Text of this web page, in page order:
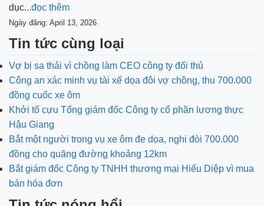
dục...đọc thêm
Ngày đăng: April 13, 2026
Tin tức cùng loại
Vợ bị sa thải vì chồng làm CEO công ty đối thủ
Công an xác minh vụ tài xế dọa đôi vợ chồng, thu 700.000
đồng cuốc xe ôm
Khởi tố cựu Tổng giám đốc Công ty cổ phần lương thực
Hậu Giang
Bắt một người trong vụ xe ôm đe dọa, nghi đòi 700.000
đồng cho quãng đường khoảng 12km
Bắt giám đốc Công ty TNHH thương mại Hiếu Diệp vì mua
bán hóa đơn